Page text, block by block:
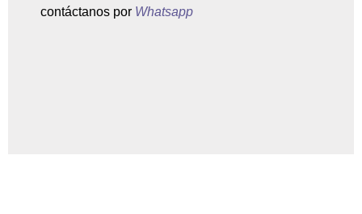
contáctanos por Whatsapp